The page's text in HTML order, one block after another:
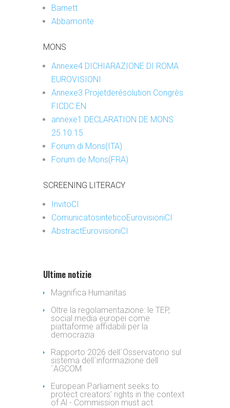
Barnett
Abbamonte
MONS
Annexe4 DICHIARAZIONE DI ROMA
EUROVISIONI
Annexe3 Projetderésolution Congrès
FICDC EN
annexe1 DECLARATION DE MONS
25.10.15
Forum di Mons(ITA)
Forum de Mons(FRA)
SCREENING LITERACY
InvitoCI
ComunicatosinteticoEurovisioniCI
AbstractEurovisioniCI
Ultime notizie
Magnifica Humanitas
Oltre la regolamentazione: le TEP,
social media europei come
piattaforme affidabili per la
democrazia
Rapporto 2026 dell´Osservatorio sul
sistema dell´informazione dell
´AGCOM
European Parliament seeks to
protect creators' rights in the context
of Al - Commission must act